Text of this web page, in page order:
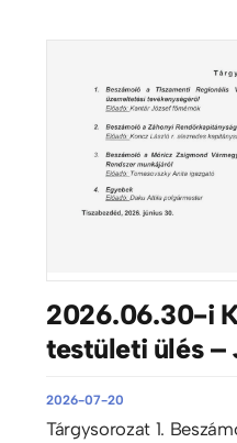
2026.06.30-i
testületi ülés
2026-07-20
Tárgysorozat 1.